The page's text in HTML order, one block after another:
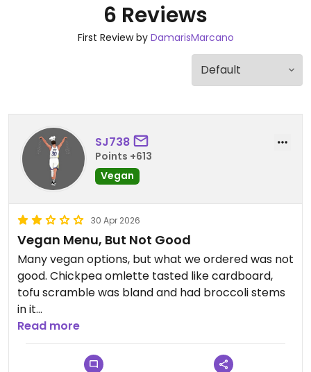
6 Reviews
First Review by DamarisMarcano
SJ738
Points +613
Vegan
30 Apr 2026
Vegan Menu, But Not Good
Many vegan options, but what we ordered was not
good. Chickpea omlette tasted like cardboard,
tofu scramble was bland and had broccoli stems
in it
Updated from previous review on 2026-04-30
Read more